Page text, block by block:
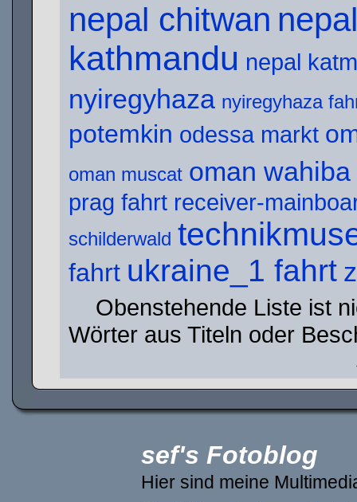
nepal chitwan
kathmandu nepal
nyiregyhaza nyiregyhaza
potemkin odessa markt
oman muscat oman
prag fahrt receiver-
schilderwald
fahrt ukraine_1 fahrt
Obenstehende Liste ist
Wörter aus Titeln oder
sef's Fotoblog
Hier sind meine